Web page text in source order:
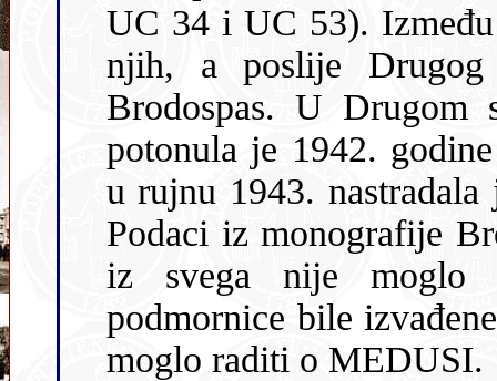
UC 34 i UC 53). Između dva rata Talijani su izvadili neke od
njih, a poslije Drugog svjetskog rata neke je izvadio i
Brodospas. U Drugom
potonula je 1942.
u rujnu 1943. nastradala je i jedna mala podmornica tipa CB.
Podaci iz monografije Brodospasa također nisu sređeni, pa se
iz svega nije moglo sa sigurnošću
podmornice bile izvađene. Ipak,
moglo raditi o MEDUSI.